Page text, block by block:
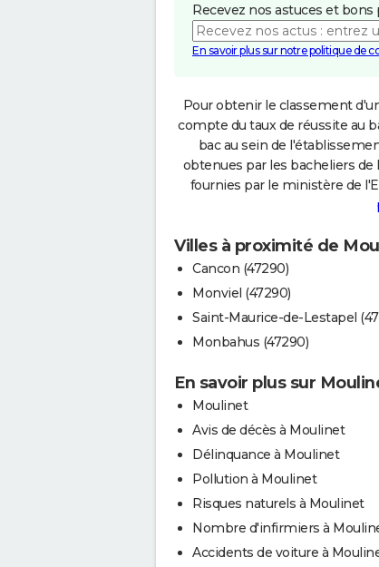
Recevez nos astuces et
En savoir plus sur notre politique de
Pour obtenir le classement
compte du taux de réussite au
bac au sein de
obtenues par les bacheliers de
fournies par le ministère de
Villes à proximité de
Cancon (47290)
Monviel (47290)
Saint-Maurice-de-Lestapel
Monbahus (47290)
En savoir plus sur
Moulinet
Avis de décès à Moulinet
Délinquance à Moulinet
Pollution à Moulinet
Risques naturels à Moulinet
Nombre d'infirmiers à
Accidents de voiture à